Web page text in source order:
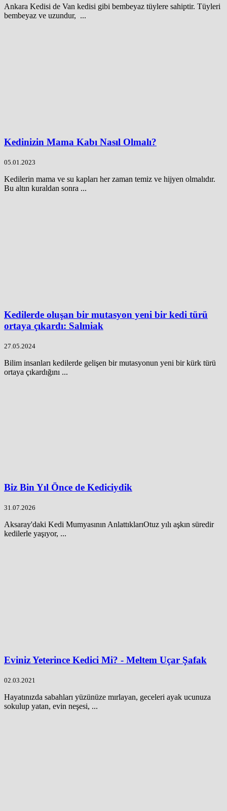
Ankara Kedisi de Van kedisi gibi bembeyaz tüylere sahiptir. Tüyleri
bembeyaz ve uzundur, ...
Kedinizin Mama Kabı Nasıl Olmalı?
05.01.2023
Kedilerin mama ve su kapları her zaman temiz ve hijyen olmalıdır.
Bu altın kuraldan sonra ...
Kedilerde oluşan bir mutasyon yeni bir kedi türü
ortaya çıkardı: Salmiak
27.05.2024
Bilim insanları kedilerde gelişen bir mutasyonun yeni bir kürk türü
ortaya çıkardığını ...
Biz Bin Yıl Önce de Kediciydik
31.07.2026
Aksaray'daki Kedi Mumyasının AnlattıklarıOtuz yılı aşkın süredir
kedilerle yaşıyor, ...
Eviniz Yeterince Kedici Mi? - Meltem Uçar Şafak
02.03.2021
Hayatınızda sabahları yüzünüze mırlayan, geceleri ayak ucunuza
sokulup yatan, evin neşesi, ...